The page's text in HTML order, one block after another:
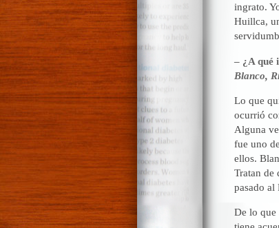
ingrato.
Huillca,
– ¿A qué
Blanco,
Lo que
ocurrió
Alguna
fue uno
ellos.
Tratan de
pasado al
De lo que